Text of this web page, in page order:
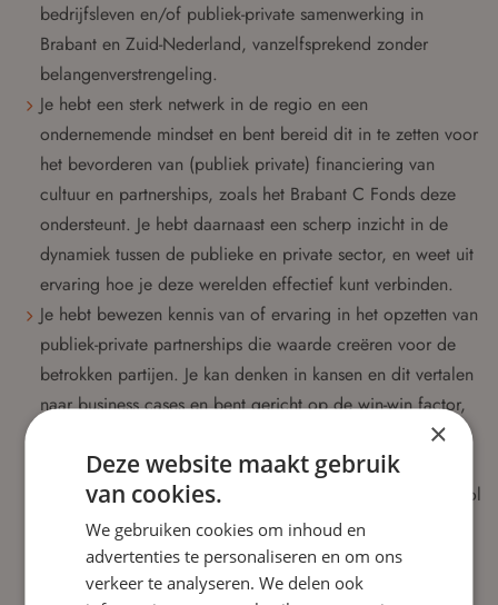
bedrijfsleven en/of publiek-private samenwerking in
Brabant en Zuid-Nederland, vanzelfsprekend zonder
belangenverstrengeling.
Je hebt een sterk netwerk in de regio en een
ondernemende mindset en bent bereid dit in te zetten voor
het bevorderen van (publiek private) financiering van
cultuur en partnerships, zoals het Brabant C Fonds deze
ondersteunt. Je hebt daarnaast een scherp inzicht in de
dynamiek tussen de publieke en private sector, en weet uit
ervaring hoe je deze werelden effectief kunt verbinden.
Je hebt bewezen kennis van of ervaring in het opzetten van
publiek-private partnerships die waarde creëren voor de
betrokken partijen. Je kan denken in kansen en dit vertalen
naar business cases en bent gericht op de win-win factor,
maatschappelijke meerwaarde wordt benut.
Met jouw uitgebreide netwerk, ben je in staat om van je rol
als toezichthouder en sparringpartner kansen te helpen
identificeren en ontwikkelen die bijdragen aan de
strategische doelstellingen van het Brabant C Fonds.
×
Deze website maakt gebruik
van cookies.
We gebruiken cookies om inhoud en
advertenties te personaliseren en om ons
verkeer te analyseren. We delen ook